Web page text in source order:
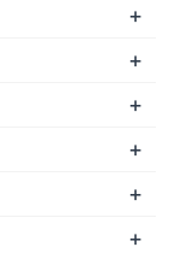
+
+
+
+
+
+